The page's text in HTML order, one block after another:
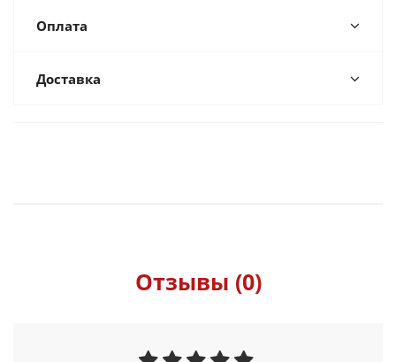
Оплата
Доставка
Отзывы (0)